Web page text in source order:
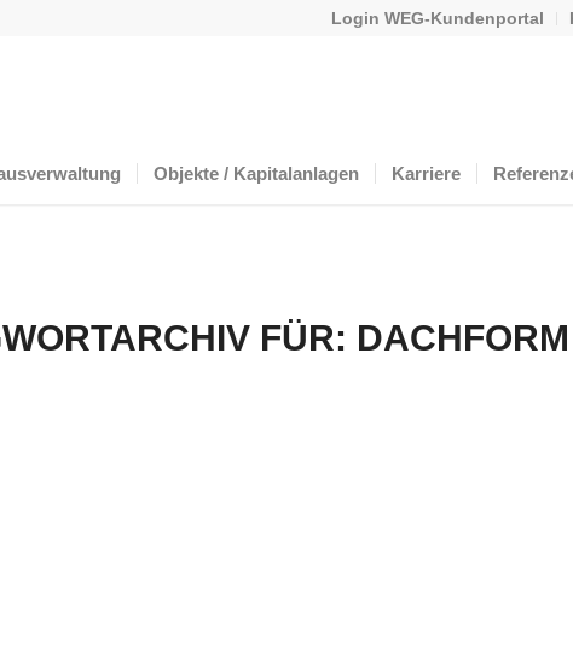
Login WEG-Kundenportal
Objekte / Kapitalanlagen Karriere
FÜR: DACHFORM